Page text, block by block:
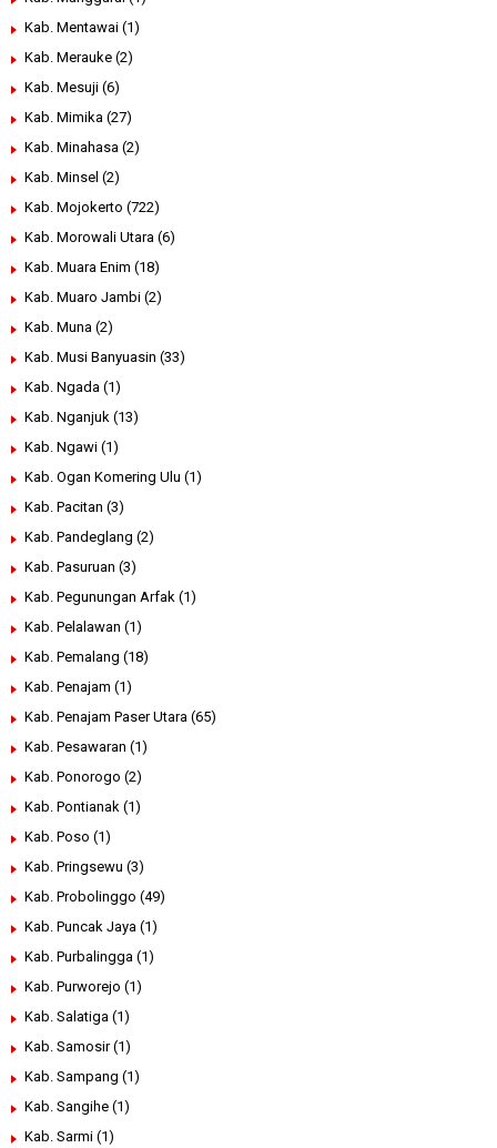
Kab. Mentawai (1)
Kab. Merauke (2)
Kab. Mesuji (6)
Kab. Mimika (27)
Kab. Minahasa (2)
Kab. Minsel (2)
Kab. Mojokerto (722)
Kab. Morowali Utara (6)
Kab. Muara Enim (18)
Kab. Muaro Jambi (2)
Kab. Muna (2)
Kab. Musi Banyuasin (33)
Kab. Ngada (1)
Kab. Nganjuk (13)
Kab. Ngawi (1)
Kab. Ogan Komering Ulu (1)
Kab. Pacitan (3)
Kab. Pandeglang (2)
Kab. Pasuruan (3)
Kab. Pegunungan Arfak (1)
Kab. Pelalawan (1)
Kab. Pemalang (18)
Kab. Penajam (1)
Kab. Penajam Paser Utara (65)
Kab. Pesawaran (1)
Kab. Ponorogo (2)
Kab. Pontianak (1)
Kab. Poso (1)
Kab. Pringsewu (3)
Kab. Probolinggo (49)
Kab. Puncak Jaya (1)
Kab. Purbalingga (1)
Kab. Purworejo (1)
Kab. Salatiga (1)
Kab. Samosir (1)
Kab. Sampang (1)
Kab. Sangihe (1)
Kab. Sarmi (1)